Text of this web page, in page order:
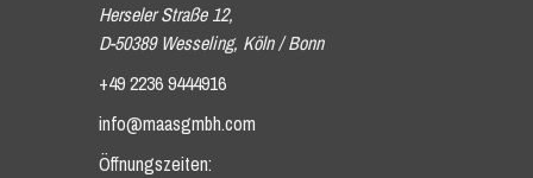
Herseler Straße 12,
D-50389 Wesseling, Köln / Bonn
+49 2236 9444916
info@maasgmbh.com
Öffnungszeiten: